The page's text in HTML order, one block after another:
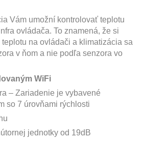
Vám umožní kontrolovať teplotu
ovládača. To znamená, že si
na ovládači a klimatizácia sa
v ňom a nie podľa senzora vo
WiFi
– Zariadenie je vybavené
so 7 úrovňami rýchlosti
jednotky od 19dB